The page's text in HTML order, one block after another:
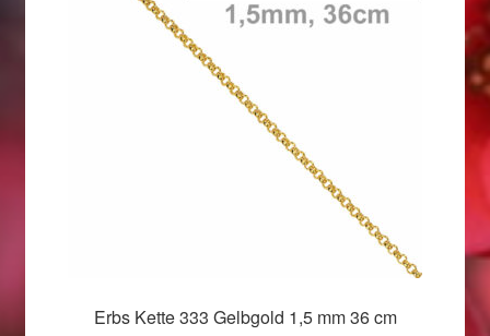
Weihnachtsangebote 2015
Erbs Kette 333 Gelbgold 1,5 mm 36 cm